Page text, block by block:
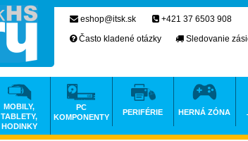
eshop@itsk.sk +421 37 6503 908
Často kladené otázky
Sledovanie
MOBILY,
TABLETY,
HODINKY
PC
KOMPONENTY
PERIFÉRIE HERNÁ ZÓNA